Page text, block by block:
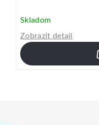
Skladom
Zobrazit detail